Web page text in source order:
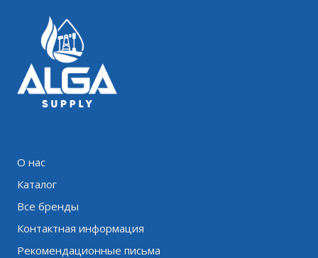
О нас
Каталог
Все бренды
Контактная информация
Рекомендационные письма